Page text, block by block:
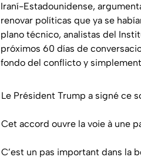
Iraní-Estadounidense,
renovar políticas que ya se
plano técnico, analistas del
próximos 60 días de
fondo del conflicto y
Le Président Trump a signé ce
Cet accord ouvre la voie à une
C’est un pas important dans la